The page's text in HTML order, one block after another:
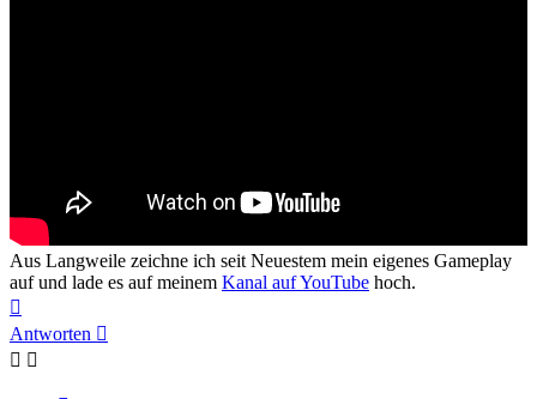
Aus Langweile zeichne ich seit Neuestem mein eigenes Gameplay
auf und lade es auf meinem Kanal auf YouTube hoch.
oben
Antworten